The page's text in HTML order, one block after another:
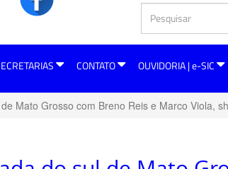
CONTATO OUVIDORIA | e-SIC
Mato Grosso com Breno Reis e Marco Viola,